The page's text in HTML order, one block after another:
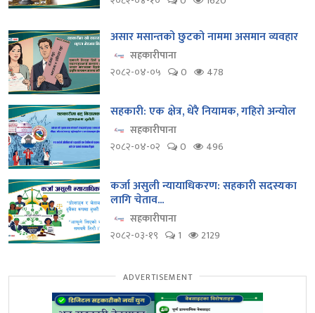
असार मसान्तको छुटको नाममा असमान व्यवहार
सहकारीपाना
२०८२-०४-०५
0 478
सहकारी: एक क्षेत्र, धेरै नियामक, गहिरो अन्योल
सहकारीपाना
२०८२-०४-०२
0 496
कर्जा असुली न्यायाधिकरण: सहकारी सदस्यका
लागि चेताव...
सहकारीपाना
२०८२-०३-१९
1 2129
ADVERTISEMENT